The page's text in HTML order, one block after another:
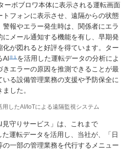
ーボブロワ本体に表示される運転画面
トフォンに表示させ、遠隔からの状態
報やエラー発生時は、関係者にエラ
メール通知する機能を有し、早期発
化が図れると好評を得ています。ター
AI ※１ を活用した運転データの分析によ
きエラーの原因を推測できることが最
る設備管理業務の支援や予防保全に
した。
用したAI/IoTによる遠隔監視システム
守りサービス」は、これまで
運転データを活用し、当社が、「日
一部の管理業務を代行するメニュー